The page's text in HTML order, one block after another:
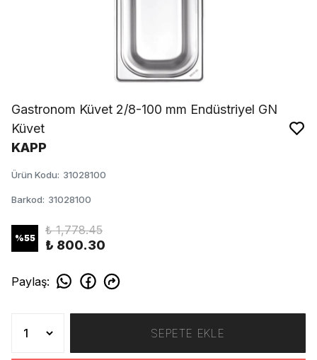
Gastronom Küvet 2/8-100 mm Endüstriyel GN
Küvet
KAPP
Ürün Kodu: 31028100
Barkod: 31028100
%55
₺ 1,778.45
₺ 800.30
Paylaş:
SEPETE EKLE